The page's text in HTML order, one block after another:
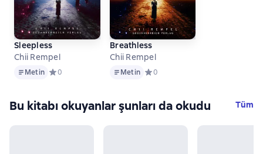
Sleepless
Chii Rempel
MetinMetin Средний рейтинг 0 на основе 0 оценок
0
Breathless
Chii Rempel
MetinMetin Средний рейтинг 0 на основе 0
0
Bu kitabı okuyanlar şunları da okudu Tüm